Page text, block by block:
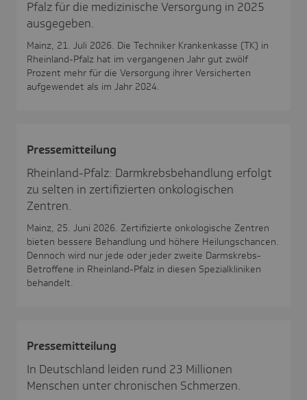
Pfalz für die medizinische Versorgung in 2025
ausgegeben.
Mainz, 21. Juli 2026. Die Techniker Krankenkasse (TK) in
Rheinland-Pfalz hat im vergangenen Jahr gut zwölf
Prozent mehr für die Versorgung ihrer Versicherten
aufgewendet als im Jahr 2024.
Pres­se­mit­tei­lung
Rheinland-Pfalz: Darmkrebsbehandlung erfolgt
zu selten in zertifizierten onkologischen
Zentren.
Mainz, 25. Juni 2026. Zertifizierte onkologische Zentren
bieten bessere Behandlung und höhere Heilungschancen.
Dennoch wird nur jede oder jeder zweite Darmskrebs-
Betroffene in Rheinland-Pfalz in diesen Spezialkliniken
behandelt.
Pres­se­mit­tei­lung
In Deutschland leiden rund 23 Millionen
Menschen unter chronischen Schmerzen.